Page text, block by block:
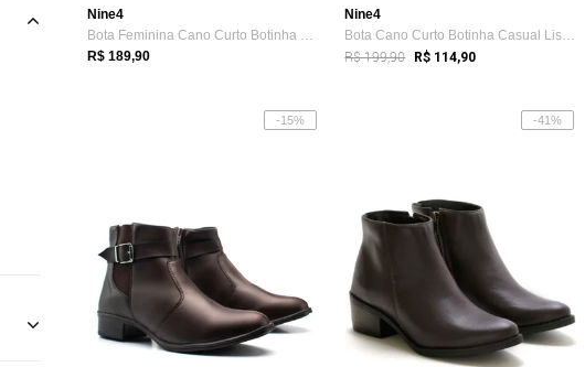
Nine4
Bota Feminina Cano Curto Botinha Coturno...
R$ 189,90
Nine4
Bota Cano Curto Botinha Casual Lisa Deta...
R$ 199,90 R$ 114,90
-15% -41%